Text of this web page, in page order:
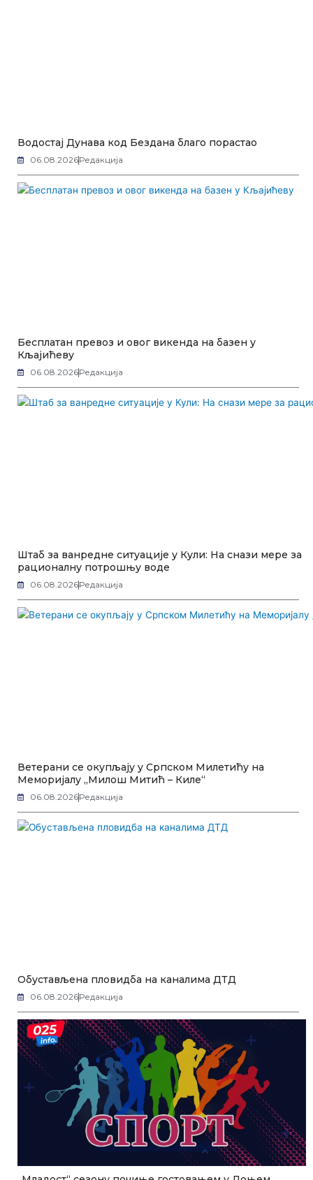
Водостај Дунава код Бездана благо порастао
06.08.2026Редакција
Бесплатан превоз и овог викенда на базен у
Кљајићеву
06.08.2026Редакција
Штаб за ванредне ситуације у Кули: На снази мере за
рационалну потрошњу воде
06.08.2026Редакција
Ветерани се окупљају у Српском Милетићу на
Меморијалу „Милош Митић – Киле“
06.08.2026Редакција
Обустављена пловидба на каналима ДТД
06.08.2026Редакција